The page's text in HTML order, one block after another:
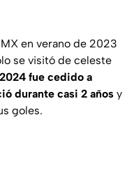
en verano de 2023
se visitó de celeste
fue cedido a
durante casi 2 años y
goles.